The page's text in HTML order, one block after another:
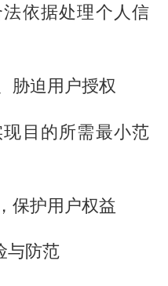
依据处理个人信
胁迫用户授权
目的所需最小范
保护用户权益
与防范